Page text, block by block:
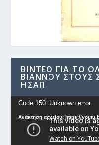
ΒΊΝΤΕΟ ΓΙΑ ΤΟ
ΒΙΆΝΝΟΥ ΣΤΟΥΣ
ΗΣΑΠ
Πρόγραμμα
Αναπαραγωγής
Βίντεο
Code 150: Unknown error.
Ανάκτηση αρχείου: https://